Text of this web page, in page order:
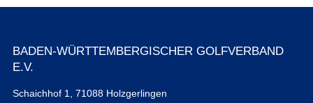
BADEN-WÜRTTEMBERGISCHER GOLFVERBAND
E.V.
Schaichhof 1, 71088 Holzgerlingen